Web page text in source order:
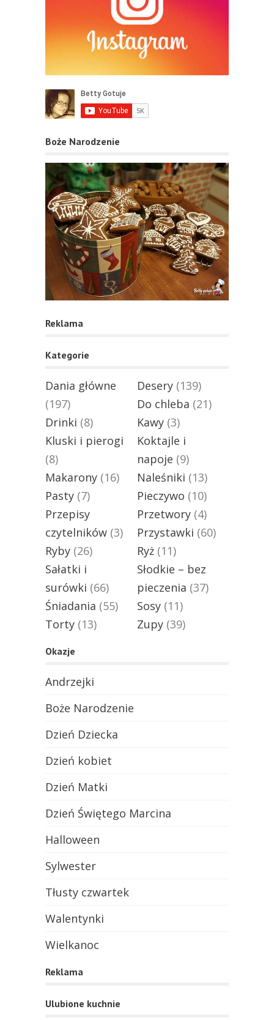
Boże Narodzenie
Reklama
Kategorie
Dania główne
(197)
Desery (139)
Do chleba (21)
Drinki (8) Kawy (3)
Kluski i pierogi
(8)
Koktajle i
napoje (9)
Makarony (16) Naleśniki (13)
Pasty (7) Pieczywo (10)
Przepisy
czytelników (3)
Przetwory (4)
Przystawki (60)
Ryby (26) Ryż (11)
Sałatki i
surówki (66)
Słodkie – bez
pieczenia (37)
Śniadania (55) Sosy (11)
Torty (13) Zupy (39)
Okazje
Andrzejki
Boże Narodzenie
Dzień Dziecka
Dzień kobiet
Dzień Matki
Dzień Świętego Marcina
Halloween
Sylwester
Tłusty czwartek
Walentynki
Wielkanoc
Reklama
Ulubione kuchnie